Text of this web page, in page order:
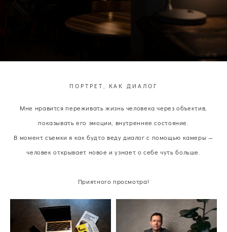
ПОРТРЕТ, КАК ДИАЛОГ
Мне нравится переживать жизнь человека через объектив,
показывать его эмоции, внутреннее состояние.
В момент съемки я как будто веду диалог с помощью камеры —
человек открывает новое и узнает о себе чуть больше.
Приятного просмотра!